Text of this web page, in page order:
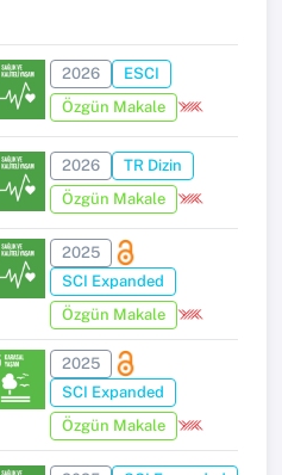
2026
ESCI
Özgün Makale
2026
TR Dizin
Özgün Makale
2025
SCI Expanded
Özgün Makale
2025
SCI Expanded
Özgün Makale